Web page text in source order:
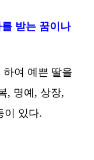
받는 꿈이나
여 예쁜 딸을
, 명예, 상장,
이 있다.